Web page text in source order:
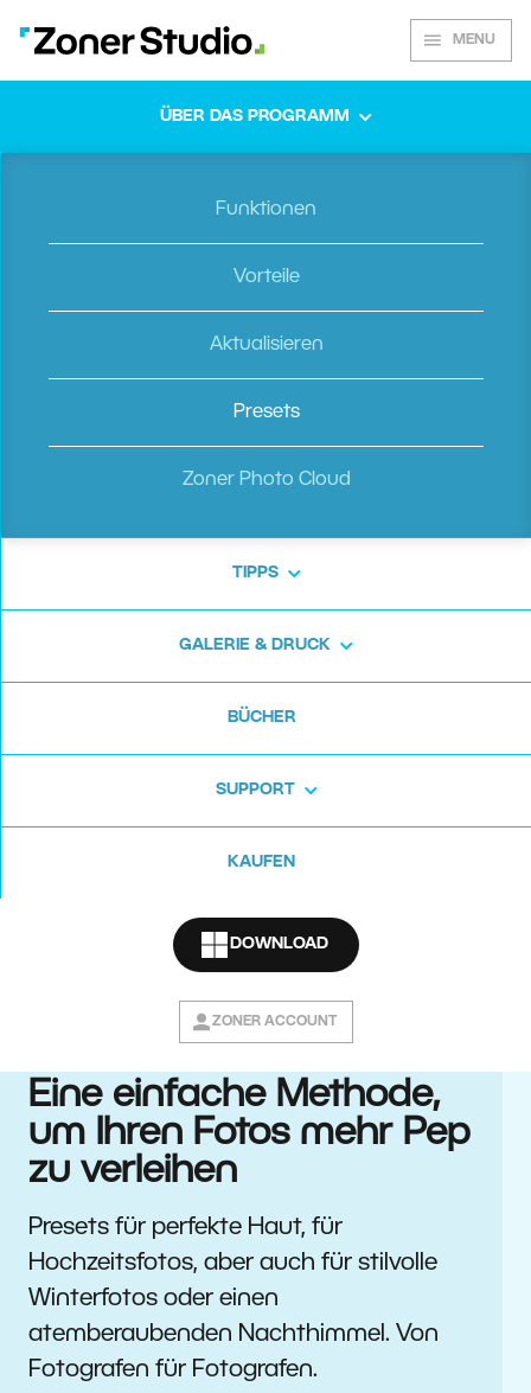
MENU
ÜBER DAS PROGRAMM
Funktionen
Vorteile
Aktualisieren
Presets
Zoner Photo Cloud
TIPPS
GALERIE & DRUCK
BÜCHER
SUPPORT
KAUFEN
DOWNLOAD
ZONER ACCOUNT
Presets für
Zoner Studio
Eine einfache Methode,
um Ihren Fotos mehr Pep
zu verleihen
Presets für perfekte Haut, für
Hochzeitsfotos, aber auch für stilvolle
Winterfotos oder einen
atemberaubenden Nachthimmel. Von
Fotografen für Fotografen.